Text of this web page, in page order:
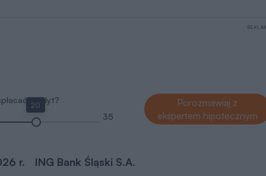
kredyt?
20
35
Porozmawiaj z
ekspertem hipotecznym
r. ING Bank Śląski S.A.